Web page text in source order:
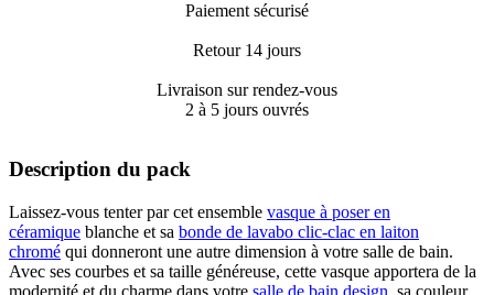
Paiement sécurisé
Retour 14 jours
Livraison sur rendez-vous
2 à 5 jours ouvrés
Description du pack
Laissez-vous tenter par cet ensemble vasque à poser en
céramique blanche et sa bonde de lavabo clic-clac en laiton
chromé qui donneront une autre dimension à votre salle de bain.
Avec ses courbes et sa taille généreuse, cette vasque apportera de la
modernité et du charme dans votre salle de bain design, sa couleur